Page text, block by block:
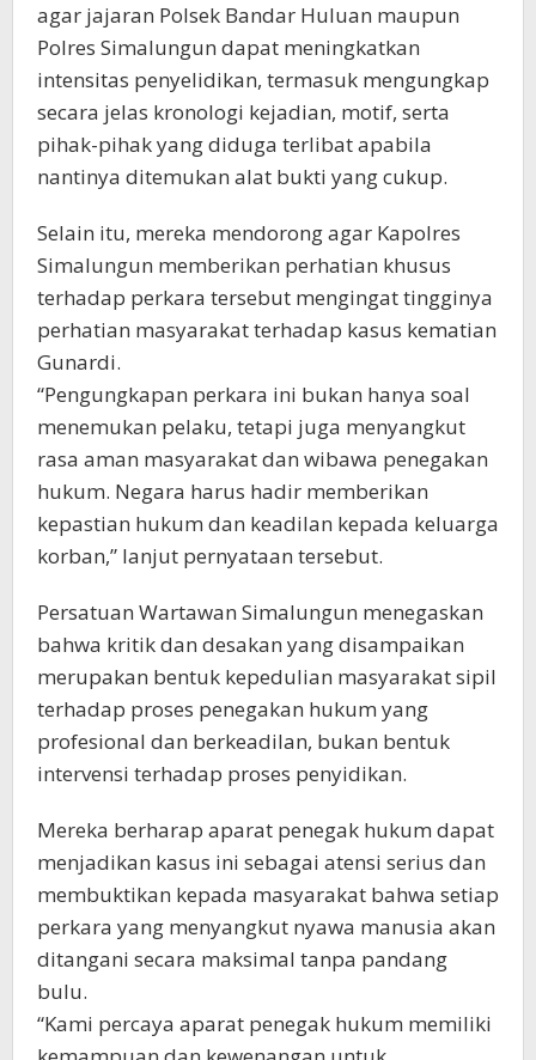
agar jajaran Polsek Bandar Huluan maupun
Polres Simalungun dapat meningkatkan
intensitas penyelidikan, termasuk mengungkap
secara jelas kronologi kejadian, motif, serta
pihak-pihak yang diduga terlibat apabila
nantinya ditemukan alat bukti yang cukup.
Selain itu, mereka mendorong agar Kapolres
Simalungun memberikan perhatian khusus
terhadap perkara tersebut mengingat tingginya
perhatian masyarakat terhadap kasus kematian
Gunardi.
“Pengungkapan perkara ini bukan hanya soal
menemukan pelaku, tetapi juga menyangkut
rasa aman masyarakat dan wibawa penegakan
hukum. Negara harus hadir memberikan
kepastian hukum dan keadilan kepada keluarga
korban,” lanjut pernyataan tersebut.
Persatuan Wartawan Simalungun menegaskan
bahwa kritik dan desakan yang disampaikan
merupakan bentuk kepedulian masyarakat sipil
terhadap proses penegakan hukum yang
profesional dan berkeadilan, bukan bentuk
intervensi terhadap proses penyidikan.
Mereka berharap aparat penegak hukum dapat
menjadikan kasus ini sebagai atensi serius dan
membuktikan kepada masyarakat bahwa setiap
perkara yang menyangkut nyawa manusia akan
ditangani secara maksimal tanpa pandang
bulu.
“Kami percaya aparat penegak hukum memiliki